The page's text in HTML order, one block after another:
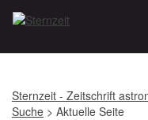
Sternzeit - Zeitschrift
Suche > Aktuelle Seite